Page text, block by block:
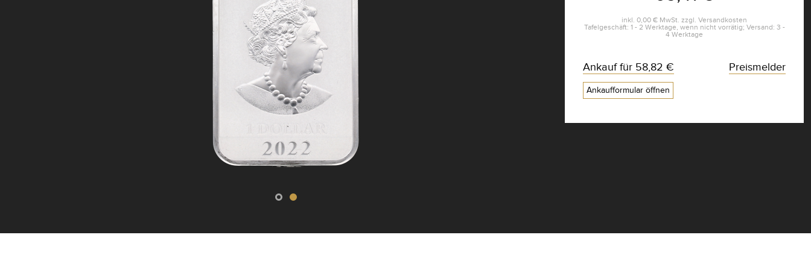
inkl. 0,00 € MwSt. zzgl. Versandkosten
Tafelgeschäft: 1 - 2 Werktage, wenn nicht vorrätig; Versand: 3 -
4 Werktage
Ankauf für 58,82 €
Ankaufformular öffnen
Preismelder